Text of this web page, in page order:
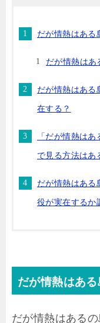
だが情熱はある
だが情熱はあ
だが情熱はあ
在する？
「だが情熱は
で見る方法はあ
だが情熱はある
役が実在するか
だが情熱はあ
だが情熱はあるの